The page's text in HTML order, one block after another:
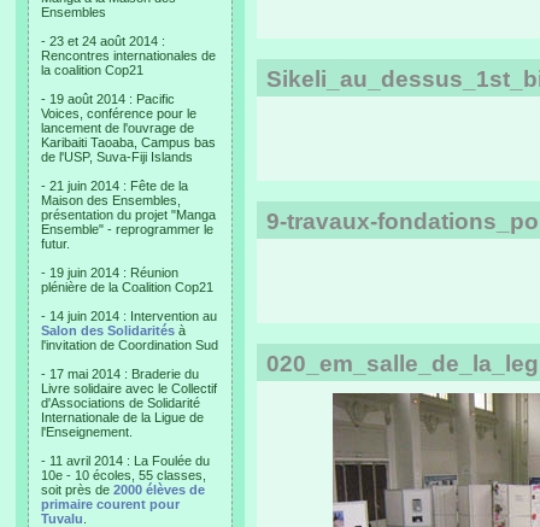
Ensembles
- 23 et 24 août 2014 :
Rencontres internationales de
la coalition Cop21
- 19 août 2014 : Pacific
Voices, conférence pour le
lancement de l'ouvrage de
Karibaiti Taoaba, Campus bas
de l'USP, Suva-Fiji Islands
- 21 juin 2014 : Fête de la
Maison des Ensembles,
présentation du projet "Manga
Ensemble" - reprogrammer le
futur.
- 19 juin 2014 : Réunion
plénière de la Coalition Cop21
- 14 juin 2014 : Intervention au
Salon des Solidarités à
l'invitation de Coordination Sud
- 17 mai 2014 : Braderie du
Livre solidaire avec le Collectif
d'Associations de Solidarité
Internationale de la Ligue de
l'Enseignement.
- 11 avril 2014 : La Foulée du
10e - 10 écoles, 55 classes,
soit près de 2000 élèves de
primaire courent pour
Tuvalu
9-travaux-